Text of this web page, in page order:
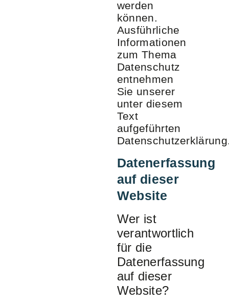
werden
können.
Ausführliche
Informationen
zum Thema
Datenschutz
entnehmen
Sie unserer
unter diesem
Text
aufgeführten
Datenerfassung
auf dieser
Website
Wer ist
verantwortlich
für die
Datenerfassung
auf dieser
Website?